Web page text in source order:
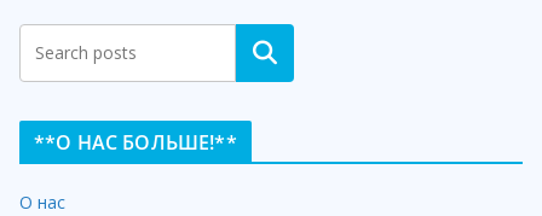
Search
**О НАС БОЛЬШЕ!**
О нас